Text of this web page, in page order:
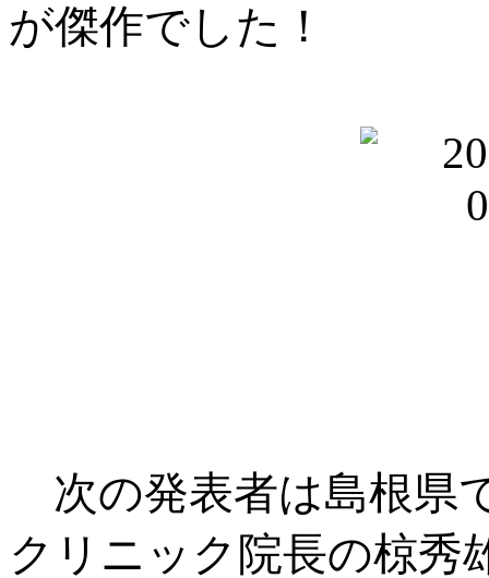
が傑作でした！
次の発表者は島根県
クリニック院長の椋秀